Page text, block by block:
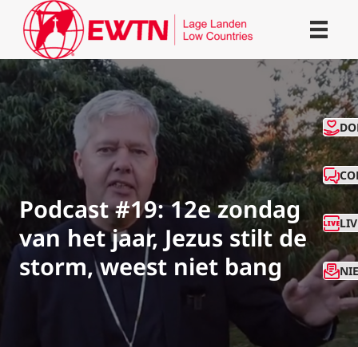
Podcast #19: 12e zondag
van het jaar, Jezus stilt de
storm, weest niet bang